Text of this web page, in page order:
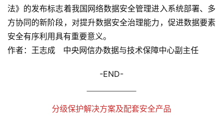
法》的发布标志着我国网络数据安全管理进入系统部署、多
方协同的新阶段，对提升数据安全治理能力，促进数据要素
安全有序利用具有重要意义。
作者：王志成　中央网信办数据与技术保障中心副主任
-END-
分级保护解决方案及配套安全产品